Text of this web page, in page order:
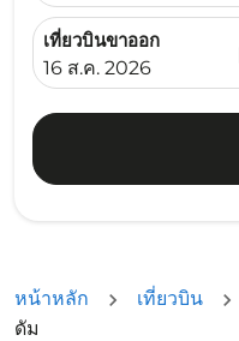
เที่ยวบินขาออก
fc-booking-
16 ส.ค. 2026
หน้าหลัก เที่ยวบิน
ดัม